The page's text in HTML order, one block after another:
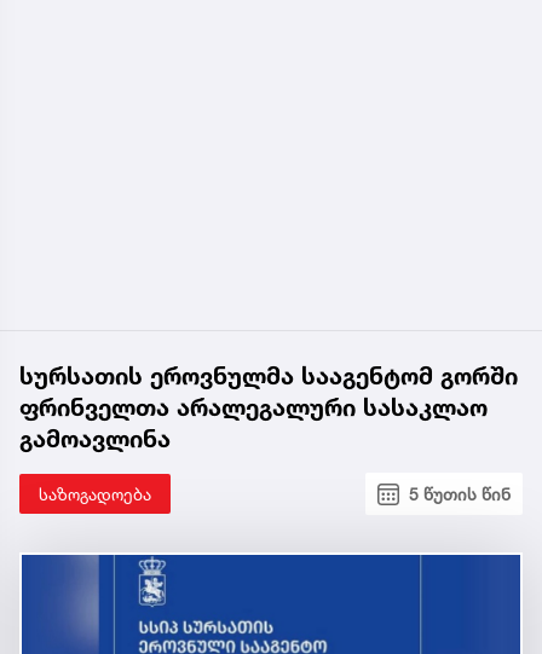
სურსათის ეროვნულმა სააგენტომ გორში
ფრინველთა არალეგალური სასაკლაო
გამოავლინა
საზოგადოება 5 წუთის წინ